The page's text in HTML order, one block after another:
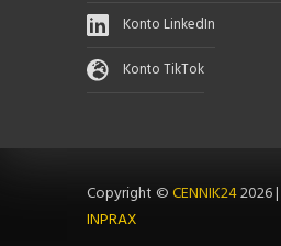
Konto LinkedIn
Konto TikTok
Copyright ©CENNIK242026|
INPRAX